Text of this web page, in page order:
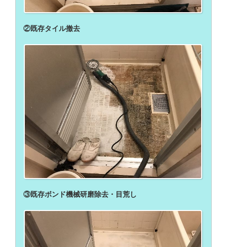
②既存タイル撤去
③既存ボンド機械研磨除去・目荒し